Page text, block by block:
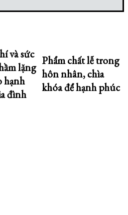
và sức
lặng
hạnh
đình
Phẩm chất lễ trong
hôn nhân, chìa
khóa để hạnh phúc